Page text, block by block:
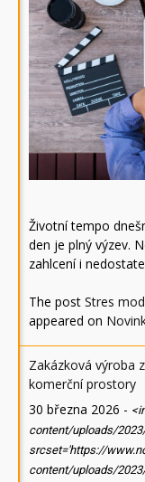
Životní tempo
den je plný výzev.
zahlcení i
The post Stres
appeared on
Zakázková výroba
komerční prostory
30 března 2026 -
content/uploads/
srcset='https://
content/uploads/